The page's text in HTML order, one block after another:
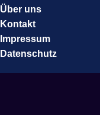
Über uns
Kontakt
Impressum
Datenschutz